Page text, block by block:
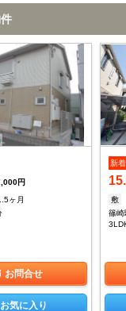
円
ヶ月
お問合せ
お気に入り
新着
敷
篠崎